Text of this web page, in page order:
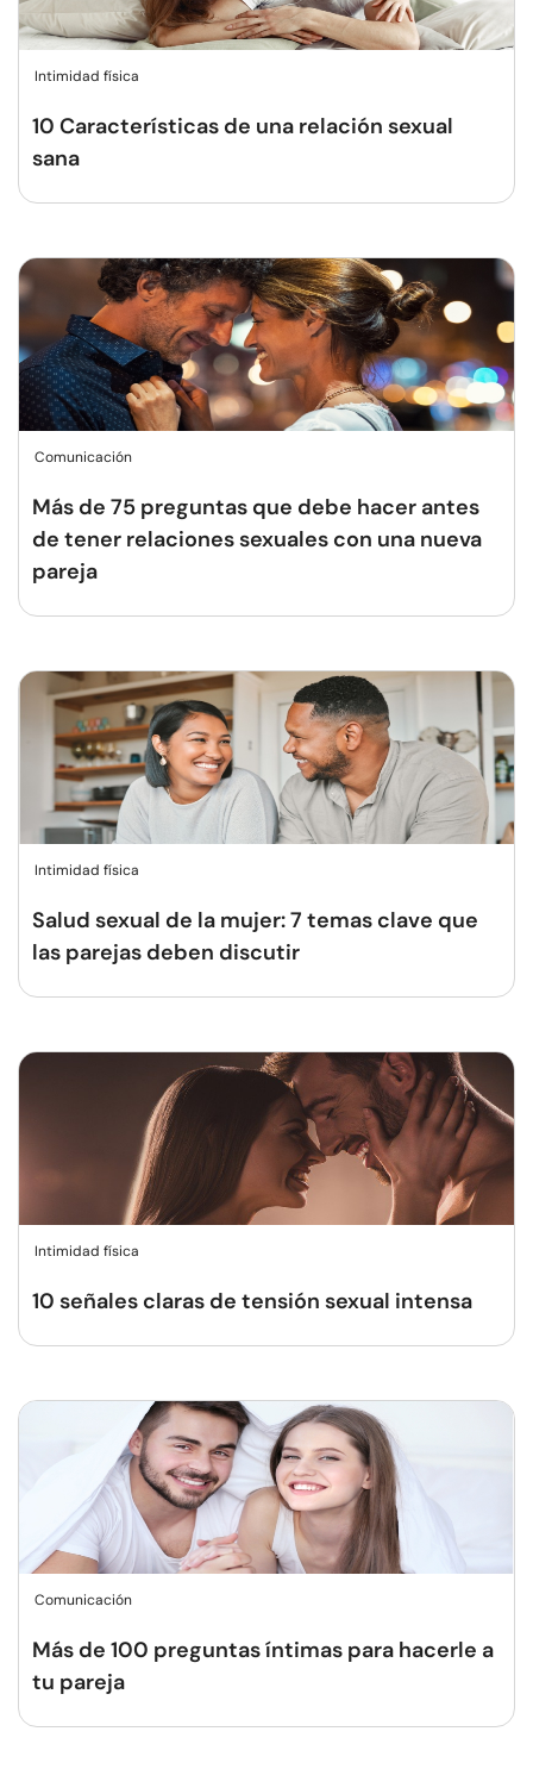
Intimidad física
10 Características de una relación sexual
sana
Comunicación
Más de 75 preguntas que debe hacer antes
de tener relaciones sexuales con una nueva
pareja
Intimidad física
Salud sexual de la mujer: 7 temas clave que
las parejas deben discutir
Intimidad física
10 señales claras de tensión sexual intensa
Comunicación
Más de 100 preguntas íntimas para hacerle a
tu pareja